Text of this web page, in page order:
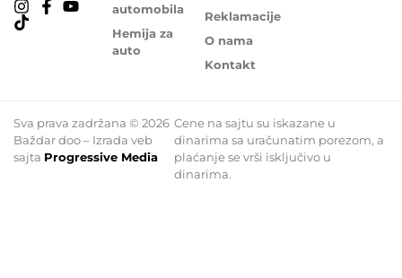
automobila
Hemija za
auto
Reklamacije
O nama
Kontakt
Sva prava zadržana © 2026
Baždar doo – Izrada veb
sajta Progressive Media
Cene na sajtu su iskazane u
dinarima sa uračunatim porezom, a
plaćanje se vrši isključivo u
dinarima.